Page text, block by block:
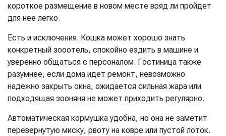
короткое размещение в новом месте вряд ли пройдет
для нее легко.
Есть и исключения. Кошка может хорошо знать
конкретный зооотель, спокойно ездить в машине и
уверенно общаться с персоналом. Гостиница также
разумнее, если дома идет ремонт, невозможно
надежно закрыть окна, ожидается сильная жара или
подходящая зооняня не может приходить регулярно.
Автоматическая кормушка удобна, но она не заметит
перевернутую миску, рвоту на ковре или пустой лоток.